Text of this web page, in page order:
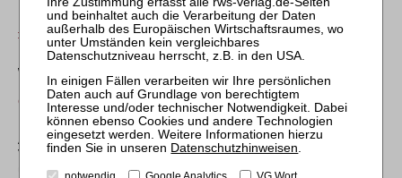
Insolvenzverfahren
ZfIR 2012, 566
Wohnungseigentumsrecht
OLG München, Beschl. v. 26.04.2012 – 34 Wx 558/11
125. Zustimmung aller Grundpfandrechtsgläubiger zur
Änderung der Teilungserklärung bei Veränderung des
Verhältnisses von Gemeinschafts- zu Sondereigentum trotz
umfassend eingeräumter Sondernutzungsrechte
Datenschutzhinweisen.